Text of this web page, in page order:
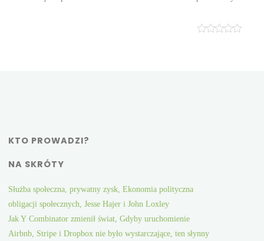
KTO PROWADZI?
NA SKRÓTY
Służba społeczna, prywatny zysk, Ekonomia polityczna
obligacji społecznych, Jesse Hajer i John Loxley
Jak Y Combinator zmienił świat, Gdyby uruchomienie
Airbnb, Stripe i Dropbox nie było wystarczające, ten słynny